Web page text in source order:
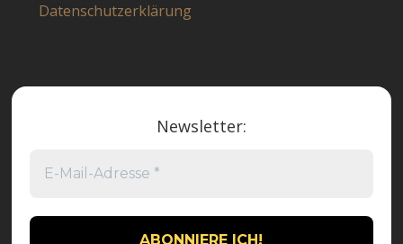
Datenschutzerklärung
Newsletter: